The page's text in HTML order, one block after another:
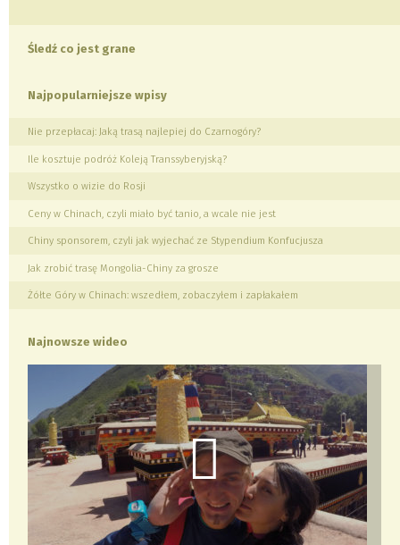
Śledź co jest grane
Najpopularniejsze wpisy
Nie przepłacaj: Jaką trasą najlepiej do Czarnogóry?
Ile kosztuje podróż Koleją Transsyberyjską?
Wszystko o wizie do Rosji
Ceny w Chinach, czyli miało być tanio, a wcale nie jest
Chiny sponsorem, czyli jak wyjechać ze Stypendium Konfucjusza
Jak zrobić trasę Mongolia-Chiny za grosze
Żółte Góry w Chinach: wszedłem, zobaczyłem i zapłakałem
Najnowsze wideo